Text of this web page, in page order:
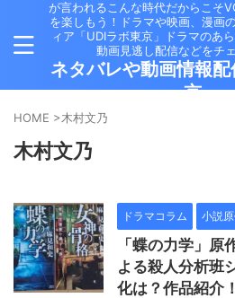
が言われるこんな時代だからこそ
を楽しもう！ドラマや映画、漫画
ィア「UDIラボ東京」ドラマのあ
動画見逃し配信などをチ
ネタバレや動画情報
京」
HOME >木村文乃
木村文乃
ドラマコラム 小説
「蝶の力学」原
よる殺人分析班
化は？作品紹介！